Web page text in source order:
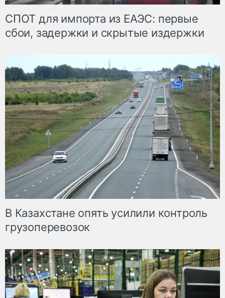
СПОТ для импорта из ЕАЭС: первые
сбои, задержки и скрытые издержки
В Казахстане опять усилили контроль
грузоперевозок